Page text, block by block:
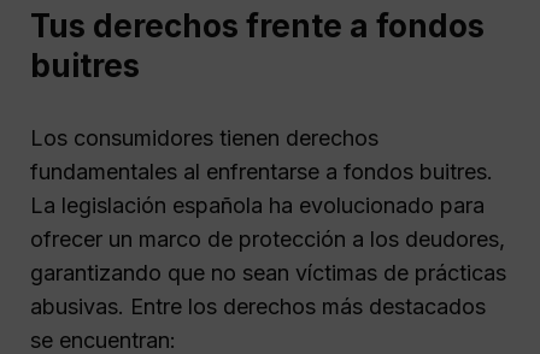
Tus derechos frente a fondos
buitres
Los consumidores tienen derechos
fundamentales al enfrentarse a fondos buitres.
La legislación española ha evolucionado para
ofrecer un marco de protección a los deudores,
garantizando que no sean víctimas de prácticas
abusivas. Entre los derechos más destacados
se encuentran: